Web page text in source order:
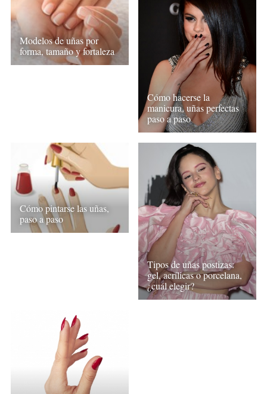
Modelos de uñas por
forma, tamaño y fortaleza
Cómo hacerse la
manicura, uñas perfectas
paso a paso
Cómo pintarse las uñas,
paso a paso
Tipos de uñas postizas:
gel, acrílicas o porcelana,
¿cuál elegir?